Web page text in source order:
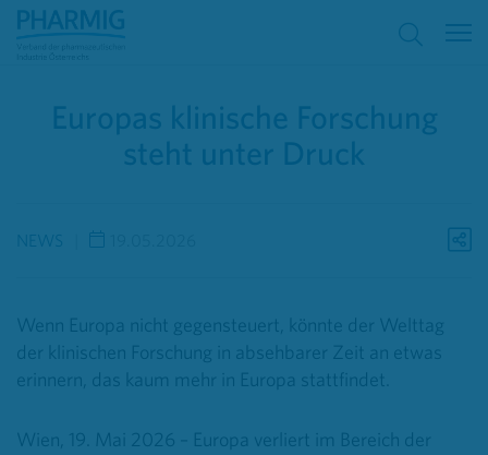
Europas klinische Forschung
steht unter Druck
NEWS
Wenn Europa nicht gegensteuert, könnte der Welttag
der klinischen Forschung in absehbarer Zeit an etwas
erinnern, das kaum mehr in Europa stattfindet.
Wien, 19. Mai 2026 – Europa verliert im Bereich der